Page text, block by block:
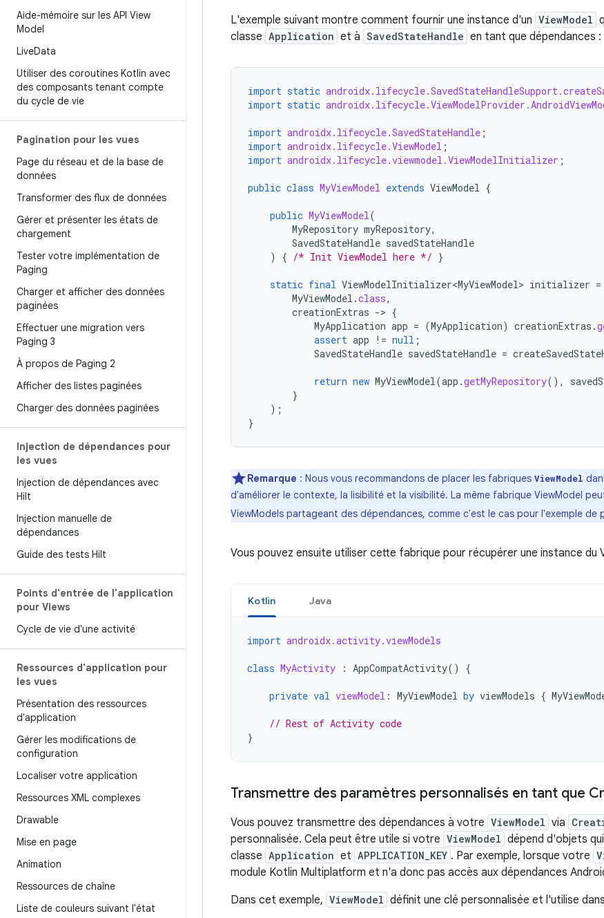
Aide-mémoire sur les API View
Model
LiveData
Utiliser des coroutines Kotlin avec
des composants tenant compte
du cycle de vie
Pagination pour les vues
Page du réseau et de la base de
données
Transformer des flux de données
Gérer et présenter les états de
chargement
Tester votre implémentation de
Paging
Charger et afficher des données
paginées
Effectuer une migration vers
Paging 3
À propos de Paging 2
Afficher des listes paginées
Charger des données paginées
Injection de dépendances pour
les vues
Injection de dépendances avec
Hilt
Injection manuelle de
dépendances
Guide des tests Hilt
Points d'entrée de l'application
pour Views
Cycle de vie d'une activité
Ressources d'application pour
les vues
Présentation des ressources
d'application
Gérer les modifications de
configuration
Localiser votre application
Ressources XML complexes
Drawable
Mise en page
Animation
Ressources de chaîne
Liste de couleurs suivant l'état
L'exemple suivant montre comment fournir une instance d'un ViewModel
classe Application et à SavedStateHandle en tant que dépendances :
import static
import static
import androidx.lifecycle.SavedStateHandle ;
import androidx.lifecycle.ViewModel ;
import androidx.lifecycle.viewmodel.ViewModelInitializer ;
public class MyViewModel extends ViewModel {
public MyViewModel(
MyRepository myRepository,
SavedStateHandle savedStateHandle
)
{ /* Init ViewModel here */ }
static final ViewModelInitializer<MyViewModel> initializer =
MyViewModel .class,
creationExtras -> {
MyApplication app = (MyApplication) creationExtras .
assert app != null ;
SavedStateHandle savedStateHandle =
return new MyViewModel(app .getMyRepository(),
}
);
}
Remarque : Nous vous recommandons de placer les fabriques ViewModel
d'améliorer le contexte, la lisibilité et la visibilité. La même fabrique ViewModel
ViewModels partageant des dépendances, comme c'est le cas pour l'exemple de
Vous pouvez ensuite utiliser cette fabrique pour récupérer une instance du
Kotlin Java
import androidx.activity.viewModels
class MyActivity : AppCompatActivity() {
private val viewModel : MyViewModel by viewModels {
// Rest of Activity code
}
Transmettre des paramètres personnalisés en tant que
Vous pouvez transmettre des dépendances à votre ViewModel via
personnalisée. Cela peut être utile si votre ViewModel dépend d'objets
classe Application et APPLICATION_KEY . Par exemple, lorsque votre
module Kotlin Multiplatform et n'a donc pas accès aux dépendances
Dans cet exemple, ViewModel définit une clé personnalisée et l'utilise dans